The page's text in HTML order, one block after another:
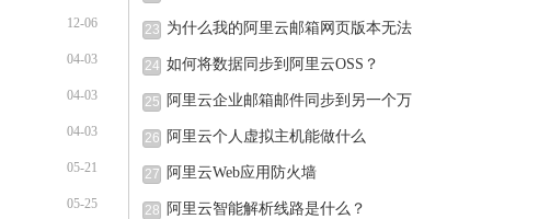
12-06
04-03
04-03
04-03
05-21
05-25
23 为什么我的阿里云邮箱网页版本无法
24 如何将数据同步到阿里云OSS？
25 阿里云企业邮箱邮件同步到另一个万
26 阿里云个人虚拟主机能做什么
27 阿里云Web应用防火墙
28 阿里云智能解析线路是什么？